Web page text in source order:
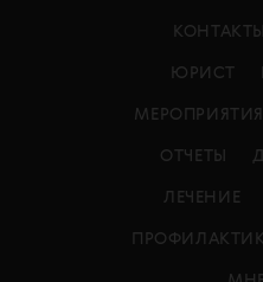
КОНТАКТЫ
ЮРИСТ
МЕРОПРИЯТИЯ
ОТЧЕТЫ
ЛЕЧЕНИЕ